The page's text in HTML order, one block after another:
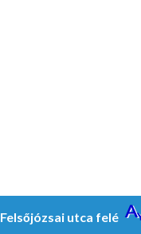
Felsőjózsai utca felé